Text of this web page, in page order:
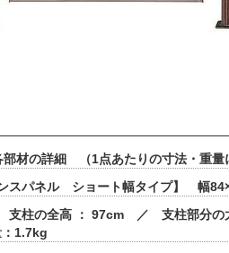
材の詳細 （1点あたりの寸法・重量
ンスパネル ショート幅タイプ】 幅
支柱の全高 ： 97cm ／ 支柱部分
1.7kg